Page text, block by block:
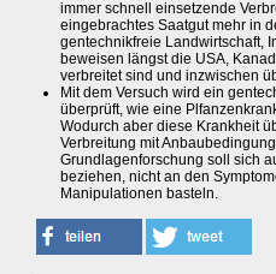
immer schnell einsetzende
eingebrachtes Saatgut mehr in
gentechnikfreie Landwirtschaft,
beweisen längst die USA,
verbreitet sind und inzwischen
Mit dem Versuch wird ein
überprüft, wie eine
Wodurch aber diese Krankheit
Verbreitung mit
Grundlagenforschung soll sich
beziehen, nicht an den
Manipulationen basteln.